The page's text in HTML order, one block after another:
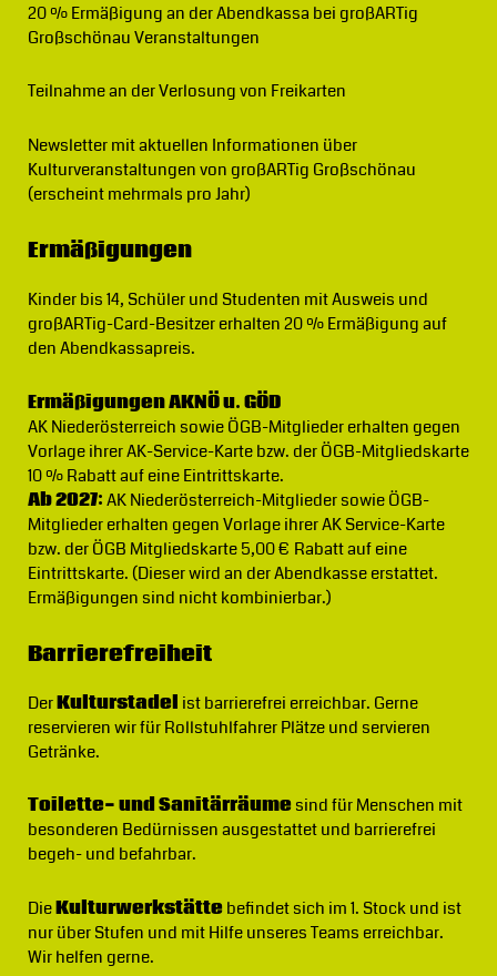
20 % Ermäßigungan der Abendkassa bei großARTig
Großschönau Veranstaltungen
Teilnahme an der Verlosung von Freikarten
Newslettermit aktuellen Informationen über
Kulturveranstaltungen von großARTig Großschönau
(erscheint mehrmals pro Jahr)
Ermäßigungen
Kinder bis 14, Schüler und Studenten mit Ausweis und
großARTig-Card-Besitzer erhalten 20 % Ermäßigung auf
den Abendkassapreis.
Ermäßigungen AKNÖ u. GÖD
AK Niederösterreich sowie ÖGB-Mitglieder erhalten gegen
Vorlage ihrer AK-Service-Karte bzw. der ÖGB-Mitgliedskarte
10 % Rabatt auf eine Eintrittskarte.
Ab 2027:AK Niederösterreich-Mitglieder sowie ÖGB-
Mitglieder erhalten gegen Vorlage ihrer AK Service-Karte
bzw. der ÖGB Mitgliedskarte 5,00 € Rabatt auf eine
Eintrittskarte. (Dieser wird an der Abendkasse erstattet.
Ermäßigungen sind nicht kombinierbar.)
Barrierefreiheit
DerKulturstadel ist barrierefrei erreichbar. Gerne
reservieren wir für Rollstuhlfahrer Plätze und servieren
Getränke.
Toilette- und Sanitärräumesind für Menschen mit
besonderen Bedürnissen ausgestattet und barrierefrei
begeh- und befahrbar.
DieKulturwerkstättebefindet sich im 1. Stock und ist
nur über Stufen und mit Hilfe unseres Teams erreichbar.
Wir helfen gerne.